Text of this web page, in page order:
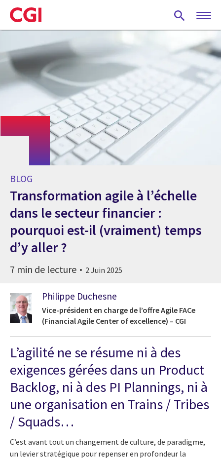
Skip
to
main
BLOG
Transformation agile à l’échelle
dans le secteur financier :
pourquoi est-il (vraiment) temps
d’y aller ?
7 min de lecture 2 Juin 2025
Philippe Duchesne
Vice-président en charge de l’offre Agile FACe
(Financial Agile Center of excellence) – CGI
L’agilité ne se résume ni à des
exigences gérées dans un Product
Backlog, ni à des PI Plannings, ni à
une organisation en Trains / Tribes
/ Squads…
C’est avant tout un changement de culture, de paradigme,
un levier stratégique pour repenser en profondeur la